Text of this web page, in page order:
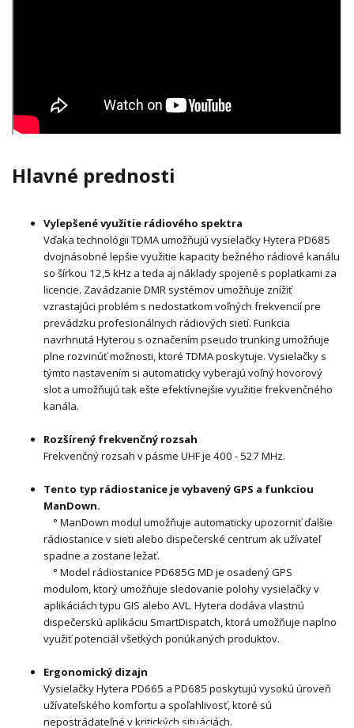
Hlavné prednosti
Vylepšené využitie rádiového spektra
Vďaka technológii TDMA umožňujú vysielačky Hytera PD685
dvojnásobné lepšie využitie kapacity bežného rádiové kanálu
so šírkou 12,5 kHz a teda aj náklady spojené s poplatkami za
licencie. Zavádzanie DMR systémov umožňuje znížiť
vzrastajúci problém s nedostatkom voľných frekvencií pre
prevádzku profesionálnych rádiových sietí. Funkcia
navrhnutá Hyterou s označením pseudo trunking umožňuje
plne rozvinúť možnosti, ktoré TDMA poskytuje. Vysielačky s
týmto nastavením si automaticky vyberajú voľný hovorový
slot a umožňujú tak ešte efektívnejšie využitie frekvenčného
kanála.
Rozšírený frekvenčný rozsah
Frekvenčný rozsah v pásme UHF je 400 - 527 MHz.
Tento typ rádiostanice je vybavený GPS a funkciou
ManDown.
° ManDown modul umožňuje automaticky upozorniť ďalšie
rádiostanice v sieti alebo dispečerské centrum ak užívateľ
spadne a zostane ležať.
° Model rádiostanice PD685G MD je osadený GPS
modulom, ktorý umožňuje sledovanie polohy vysielačky v
aplikáciách typu GIS alebo AVL. Hytera dodáva vlastnú
dispečerskú aplikáciu SmartDispatch, ktorá umožňuje naplno
využiť potenciál všetkých ponúkaných produktov.
Ergonomický dizajn
Vysielačky Hytera PD665 a PD685 poskytujú vysokú úroveň
užívateľského komfortu a spoľahlivosť, ktoré sú
nepostrádateľné v kritických situáciách.